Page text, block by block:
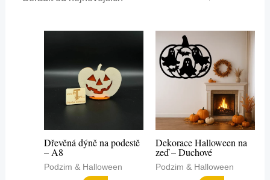
Dřevěná dýně na podestě
– A8
Podzim & Halloween
Dekorace Halloween na
zeď – Duchové
Podzim & Halloween